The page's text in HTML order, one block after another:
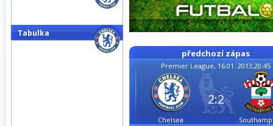
předchozí zápas
Premier League, 16.01. 2013,20:45
Chelsea
2:2
Tabulka